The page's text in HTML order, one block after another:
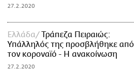
27.2.2020
Ελλάδα
Τράπεζα Πειραιώς:
Υπάλληλός της προσβλήθηκε από
τον κοροναϊό - Η ανακοίνωση
27.2.2020